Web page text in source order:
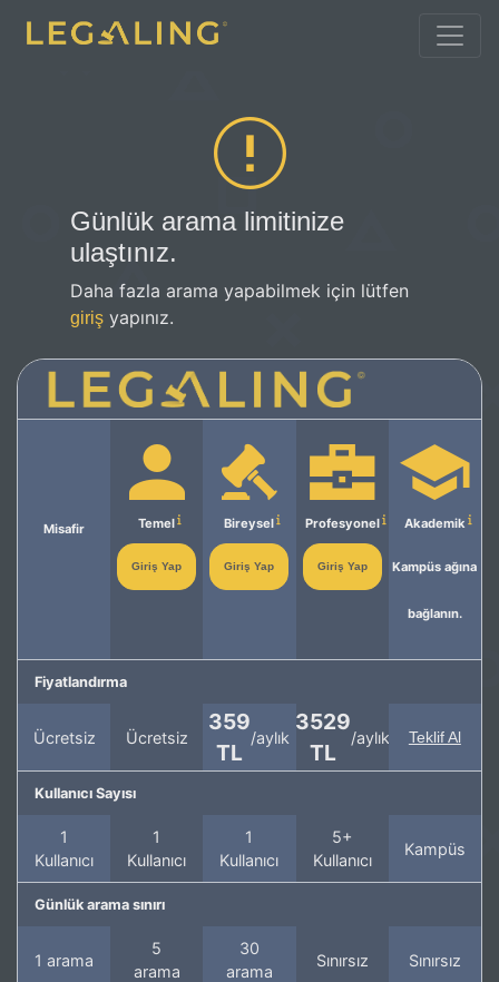
Günlük arama limitinize
ulaştınız.
Daha fazla arama yapabilmek için lütfen
giriş yapınız.
Misafir Temel
Giriş Yap
Bireysel
Giriş Yap
Profesyonel
Giriş Yap
Akademik
Kampüs ağına
bağlanın.
Fiyatlandırma
Ücretsiz Ücretsiz
359
TL
/aylık
3529
TL
/aylık Teklif Al
Kullanıcı Sayısı
1
Kullanıcı
1
Kullanıcı
1
Kullanıcı
5+
Kullanıcı
Kampüs
Günlük arama sınırı
1 arama
5
arama
30
arama
Sınırsız Sınırsız